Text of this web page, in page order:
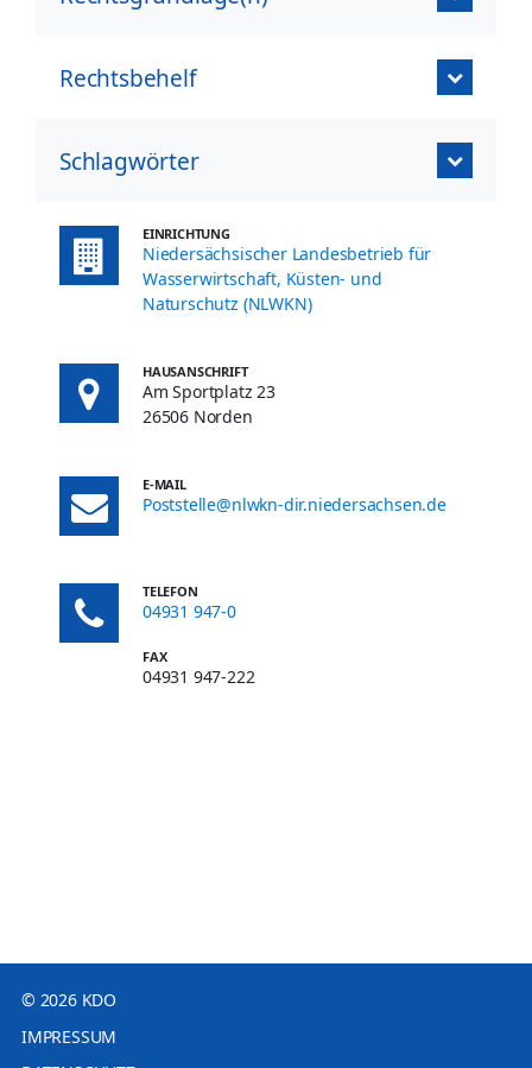
Rechtsbehelf
Schlagwörter
EINRICHTUNG
Niedersächsischer Landesbetrieb für
Wasserwirtschaft, Küsten- und
Naturschutz (NLWKN)
HAUSANSCHRIFT
Am Sportplatz 23
26506 Norden
E-MAIL
Poststelle@nlwkn-dir.niedersachsen.de
TELEFON
04931 947-0
FAX
04931 947-222
© 2026 KDO
IMPRESSUM